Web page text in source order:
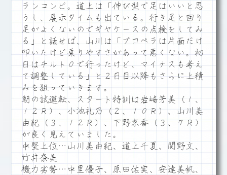
ランコンビ。道上は「伸び型で足はいいと思
うし、展示タイムも出ている。行き足と回り
足がよくないのでギヤケースの点検をしてみ
る」と話せば、山川は「プロペラは片面だけ
叩いたけど乗りやすさがあって悪くない。初
日はチルト０で行ったけど、マイナスも考え
て調整している」と２日目以降もさらに上積
みを狙っていきます。
朝の試運転、スタート特訓は岩崎芳美（１、
１２Ｒ）、小池礼乃（２、１０Ｒ）、山川美
由紀（３、１２Ｒ）、下野京香（３、７Ｒ）
が良く見えていました。
中堅上位…山川美由紀、道上千夏、関野文、
竹井奈美
機力劣勢…中里優子、原田佑実、安達美帆、